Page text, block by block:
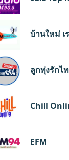
บ้านใหม่ เ
ลูกทุ่งรักไ
Chill
EFM